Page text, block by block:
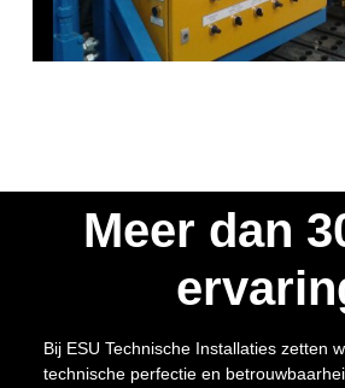
Meer dan
Bij ESU Technische Installaties zetten
technische perfectie en